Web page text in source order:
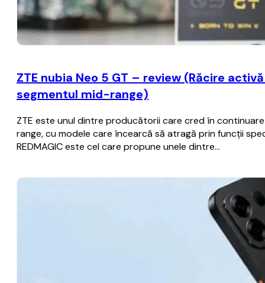
ZTE nubia Neo 5 GT – review (Răcire
segmentul mid-range)
ZTE este unul dintre producătorii care cred în
range, cu modele care încearcă să atragă prin funcții
REDMAGIC este cel care propune unele dintre…